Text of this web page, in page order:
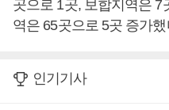
곳으로 1곳, 보합지역은 7
역은 65곳으로 5곳 증가
인기기사